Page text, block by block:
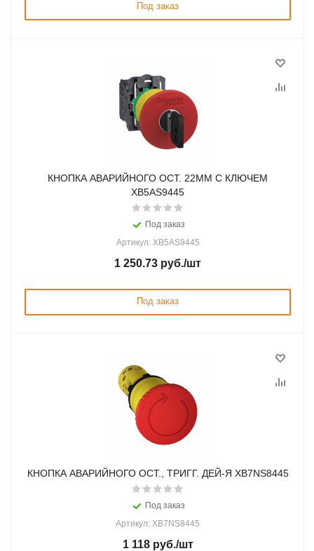
Под заказ
КНОПКА АВАРИЙНОГО ОСТ. 22ММ С КЛЮЧЕМ
XB5AS9445
Под заказ
Артикул: XB5AS9445
1 250.73 руб./шт
Под заказ
КНОПКА АВАРИЙНОГО ОСТ., ТРИГГ. ДЕЙ-Я XB7NS8445
Под заказ
Артикул: XB7NS8445
1 118руб./шт